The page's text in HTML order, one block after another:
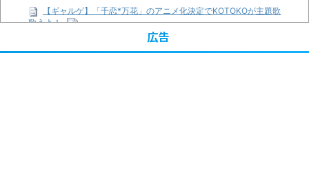
【ギャルゲ】「千恋*万花」のアニメ化決定でKOTOKOが主題歌
歌うよ！
【R-18】真・女神転生 Road to the Transcendence【二次創作】
第２０話
広告